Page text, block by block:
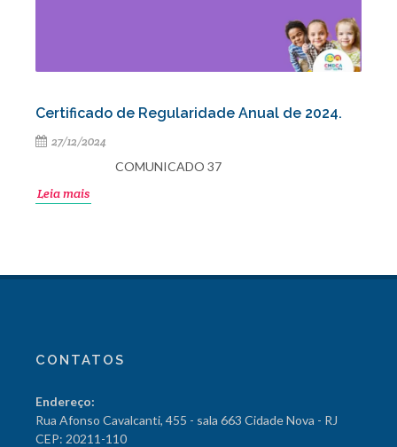
Certificado de Regularidade Anual de 2024.
27/12/2024
COMUNICADO 37
Leia mais
CONTATOS
Endereço:
Rua Afonso Cavalcanti, 455 - sala 663 Cidade Nova - RJ
CEP: 20211-110